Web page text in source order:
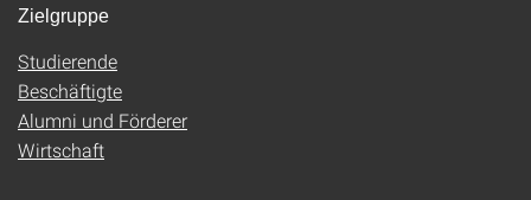
Zielgruppe
Studierende
Beschäftigte
Alumni und Förderer
Wirtschaft